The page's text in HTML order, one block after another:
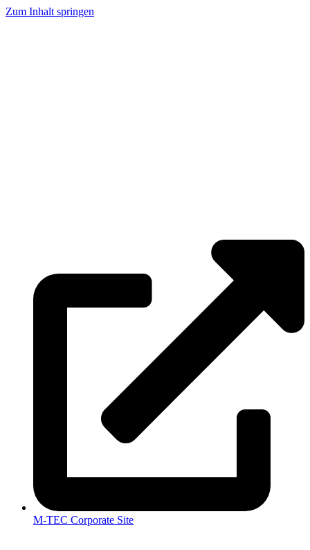
Zum Inhalt springen
M-TEC Corporate Site